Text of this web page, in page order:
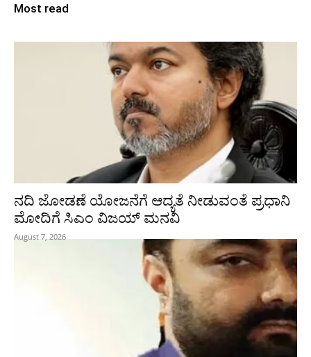
Most read
ನದಿ ಜೋಡಣೆ ಯೋಜನೆಗೆ ಆದ್ಯತೆ ನೀಡುವಂತೆ ಪ್ರಧಾನಿ
ಮೋದಿಗೆ ಸಿಎಂ ವಿಜಯ್‌ ಮನವಿ
August 7, 2026